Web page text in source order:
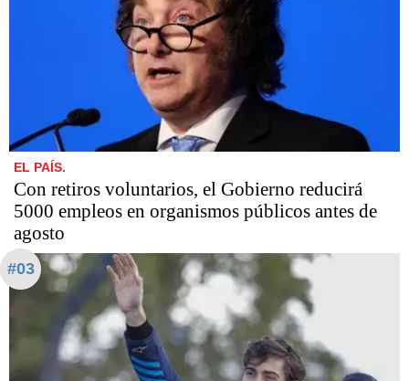
EL PAÍS.
Con retiros voluntarios, el Gobierno reducirá
5000 empleos en organismos públicos antes de
agosto
#03